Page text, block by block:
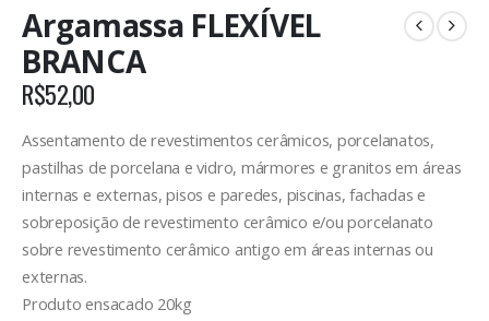
Argamassa FLEXÍVEL
BRANCA
R$52,00
Assentamento de revestimentos cerâmicos, porcelanatos,
pastilhas de porcelana e vidro, mármores e granitos em áreas
internas e externas, pisos e paredes, piscinas, fachadas e
sobreposição de revestimento cerâmico e/ou porcelanato
sobre revestimento cerâmico antigo em áreas internas ou
externas.
Produto ensacado 20kg